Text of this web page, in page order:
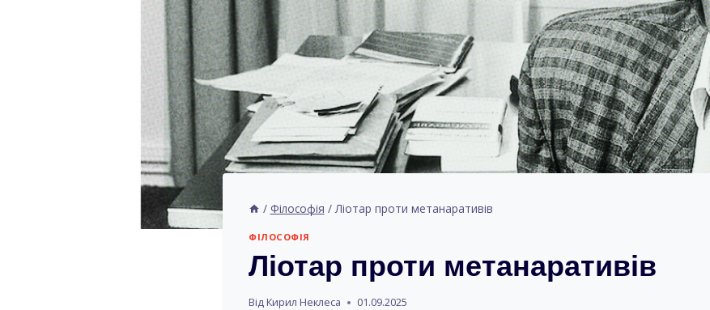
/ Філософія / Ліотар проти метанаративів
ФІЛОСОФІЯ
Ліотар проти метанаративів
Від Кирил Неклеса 01.09.2025